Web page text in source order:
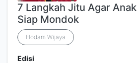
7 Langkah Jitu Agar Anak
Siap Mondok
Hodam Wijaya
Edisi